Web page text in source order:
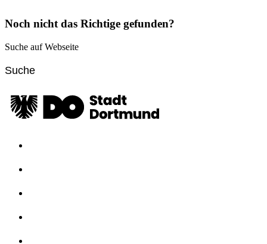
Noch nicht das Richtige gefunden?
Suche auf Webseite